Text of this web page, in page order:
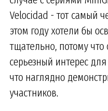
Velocidad - тот самый
этом году хотели бы
тщательно, потому что
серьезный интерес
что наглядно
участников.